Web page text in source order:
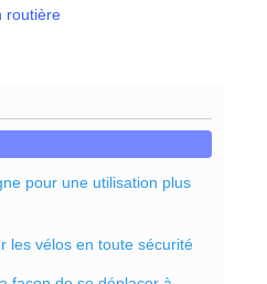
routière
pour une utilisation plus
les vélos en toute sécurité